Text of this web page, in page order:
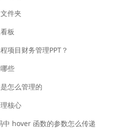
件夹
板
项目财务管理PPT？
些
怎么管理的
核心
hover 函数的参数怎么传递